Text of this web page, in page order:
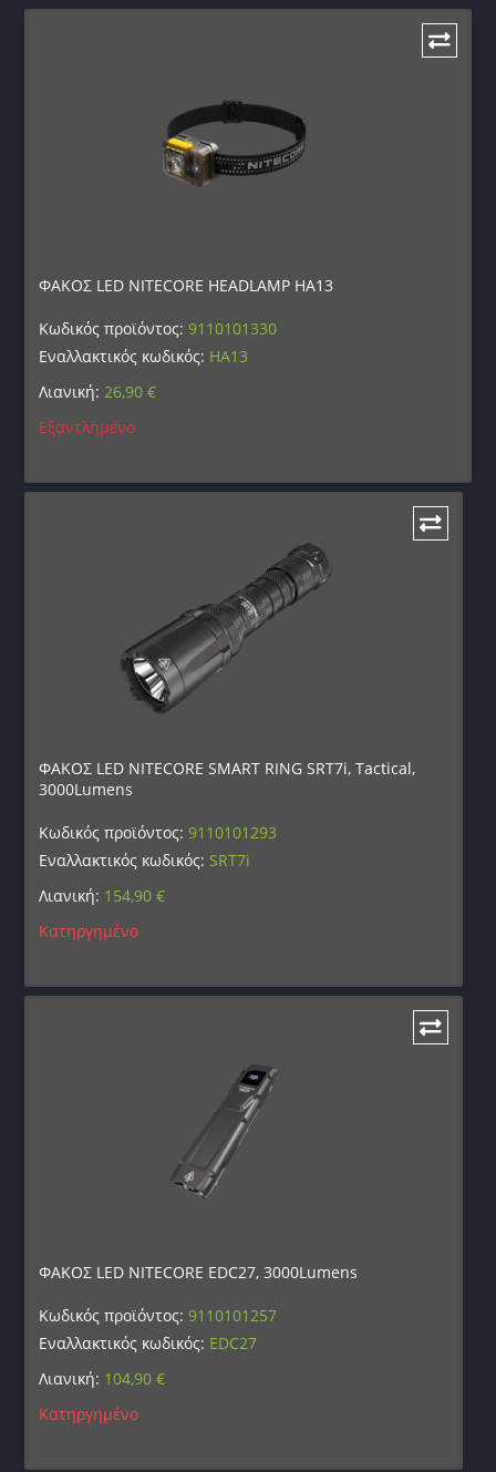
ΦΑΚΟΣ LED NITECORE HEADLAMP HA13
Κωδικός προϊόντος:9110101330
Εναλλακτικός κωδικός: HA13
Λιανική:26,90€
Εξαντλημένο
ΦΑΚΟΣ LED NITECORE SMART RING SRT7i, Tactical,
3000Lumens
Κωδικός προϊόντος:9110101293
Εναλλακτικός κωδικός: SRT7i
Λιανική: 154,90€
Κατηργημένο
ΦΑΚΟΣ LED NITECORE EDC27, 3000Lumens
Κωδικός προϊόντος:9110101257
Εναλλακτικός κωδικός: EDC27
Λιανική: 104,90€
Κατηργημένο